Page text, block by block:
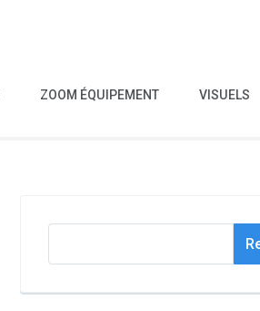
ZOOM ÉQUIPEMENT VISUELS